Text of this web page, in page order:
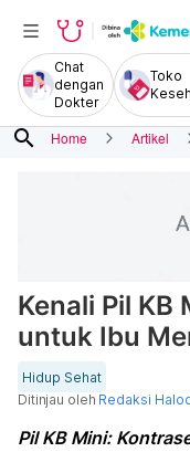
Chat
dengan
Dokter
Toko
search Home Artikel
Kenali Pil KB
untuk Ibu
Hidup Sehat
Ditinjau oleh Redaksi
Pil KB Mini: